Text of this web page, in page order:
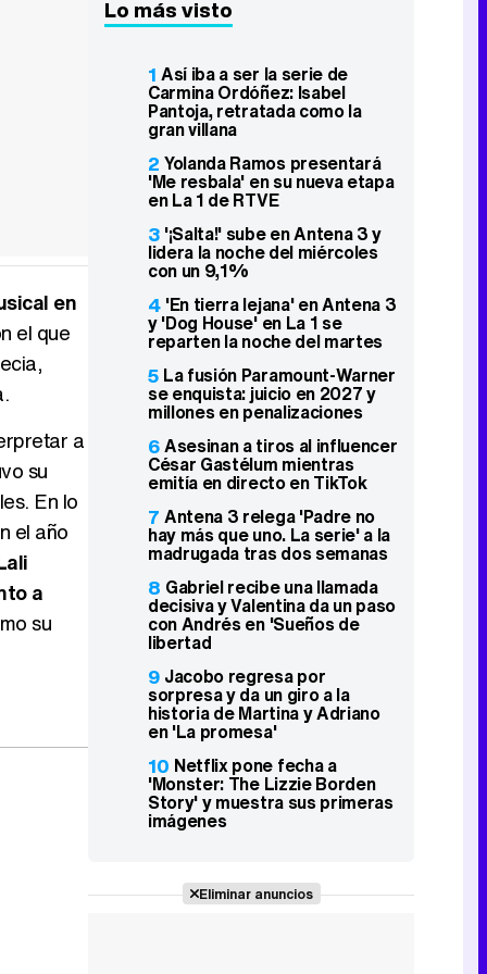
en
el que
a
su
En lo
el año
a
su
Lo más visto
1 Así iba a ser la serie de
Carmina Ordóñez: Isabel
Pantoja, retratada como la
gran villana
2 Yolanda Ramos presentará
'Me resbala' en su nueva etapa
en La 1 de RTVE
3 '¡Salta!' sube en Antena 3 y
lidera la noche del miércoles
con un 9,1%
4 'En tierra lejana' en Antena 3
y 'Dog House' en La 1 se
reparten la noche del martes
5 La fusión Paramount-Warner
se enquista: juicio en 2027 y
millones en penalizaciones
6Asesinan a tiros al influencer
César Gastélum mientras
emitía en directo en TikTok
7 Antena 3 relega 'Padre no
hay más que uno. La serie' a la
madrugada tras dos semanas
8 Gabriel recibe una llamada
decisiva y Valentina da un paso
con Andrés en 'Sueños de
libertad
9 Jacobo regresa por
sorpresa y da un giro a la
historia de Martina y Adriano
en 'La promesa'
10 Netflix pone fecha a
'Monster: The Lizzie Borden
Story' y muestra sus primeras
imágenes
Eliminar anuncios